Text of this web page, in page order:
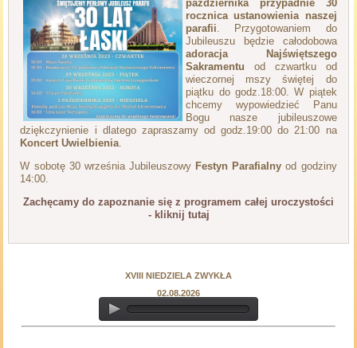
października przypadnie 30
rocznica ustanowienia naszej
parafii . Przygotowaniem do
Jubileuszu będzie całodobowa
adoracja Najświętszego
Sakramentu od czwartku od
wieczornej mszy świętej do
piątku do godz.18:00. W piątek
chcemy wypowiedzieć Panu
Bogu nasze jubileuszowe
dziękczynienie i dlatego zapraszamy od godz.19:00 do 21:00 na
Koncert Uwielbienia
W sobotę 30 września Jubileuszowy Festyn Parafialny od godziny
14:00.
Zachęcamy do zapoznanie się z programem całej uroczystości
- kliknij tutaj
XVIII NIEDZIELA ZWYKŁA
02.08.2026